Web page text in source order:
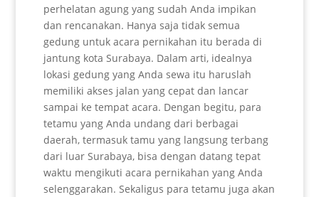
perhelatan agung yang sudah Anda impikan
dan rencanakan. Hanya saja tidak semua
gedung untuk acara pernikahan itu berada di
jantung kota Surabaya. Dalam arti, idealnya
lokasi gedung yang Anda sewa itu haruslah
memiliki akses jalan yang cepat dan lancar
sampai ke tempat acara. Dengan begitu, para
tetamu yang Anda undang dari berbagai
daerah, termasuk tamu yang langsung terbang
dari luar Surabaya, bisa dengan datang tepat
waktu mengikuti acara pernikahan yang Anda
selenggarakan. Sekaligus para tetamu juga akan